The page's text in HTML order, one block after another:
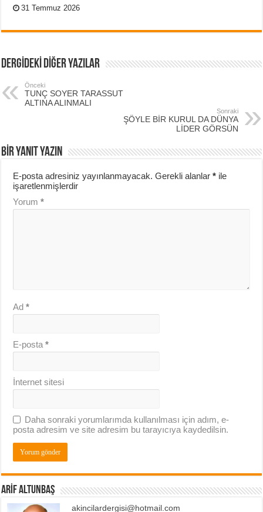
31 Temmuz 2026
DERGİDEKİ DİĞER YAZILAR
Önceki
TUNÇ SOYER TARASSUT
ALTINA ALINMALI
Sonraki
ŞÖYLE BİR KURUL DA DÜNYA
LİDER GÖRSÜN
BIR YANIT YAZIN
E-posta adresiniz yayınlanmayacak. Gerekli alanlar* ile
işaretlenmişlerdir
Yorum*
Ad*
E-posta*
İnternet sitesi
Daha sonraki yorumlarımda kullanılması için adım, e-
posta adresim ve site adresim bu tarayıcıya kaydedilsin.
ARIF ALTUNBAŞ
akincilardergisi@hotmail.com